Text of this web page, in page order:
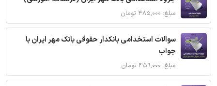
مبلغ: ۴۸۵,۰۰۰ تومان
سوالات استخدامی بانکدار حقوقی بانک مهر ایران با
جواب
مبلغ: ۴۵۹,۰۰۰ تومان